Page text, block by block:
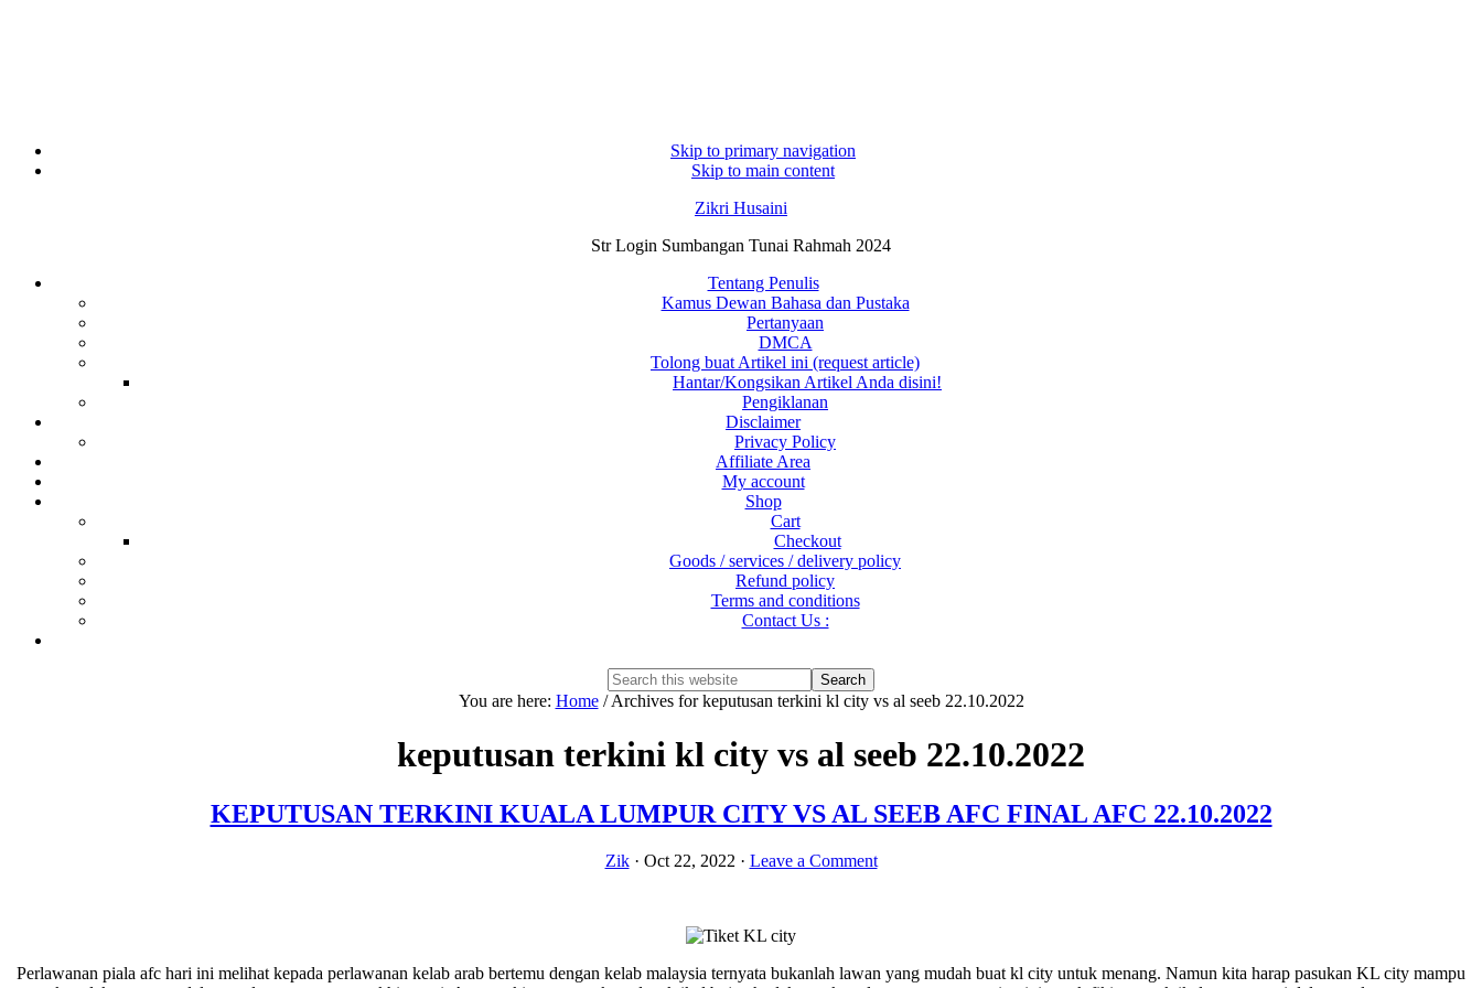
Skip to primary navigation
Skip to main content
Zikri Husaini
Str Login Sumbangan Tunai Rahmah 2024
Tentang Penulis
Kamus Dewan Bahasa dan Pustaka
Pertanyaan
DMCA
Tolong buat Artikel ini (request article)
Hantar/Kongsikan Artikel Anda disini!
Pengiklanan
Disclaimer
Privacy Policy
Affiliate Area
My account
Shop
Cart
Checkout
Goods / services / delivery policy
Refund policy
Terms and conditions
Contact Us :
Search
this
Hide
You are here: Home /Archives for keputusan terkini kl city vs al seeb 22.10.2022
keputusan terkini kl city vs al seeb 22.10.2022
KEPUTUSAN TERKINI KUALA LUMPUR CITY VS AL SEEB AFC FINAL AFC 22.10.2022
Zik· Oct 22, 2022 · Leave a Comment
Perlawanan piala afc hari ini melihat kepada perlawanan kelab arab bertemu dengan kelab malaysia ternyata bukanlah lawan yang mudah buat kl city untuk menang. Namun kita harap pasukan KL city mampu